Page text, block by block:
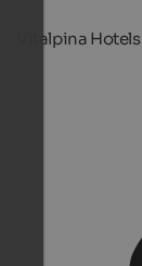
Vitalpina Hotels